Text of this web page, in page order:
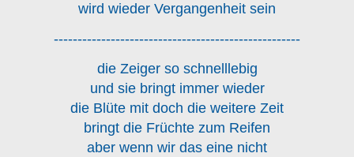
wird wieder Vergangenheit sein
----------------------------------------------------
die Zeiger so schnelllebig
und sie bringt immer wieder
die Blüte mit doch die weitere Zeit
bringt die Früchte zum Reifen
aber wenn wir das eine nicht